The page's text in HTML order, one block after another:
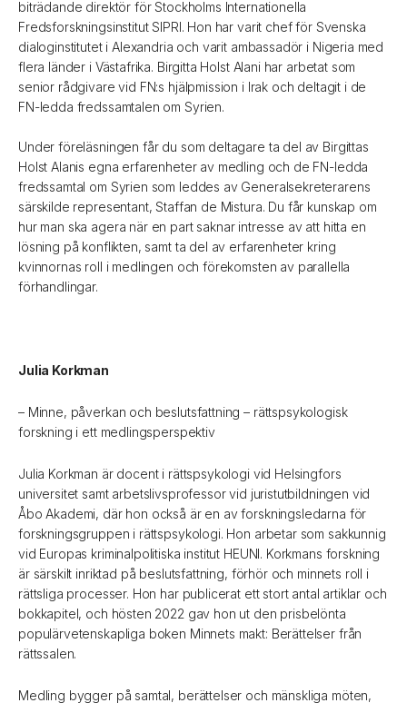
biträdande direktör för Stockholms Internationella
Fredsforskningsinstitut SIPRI. Hon har varit chef för Svenska
dialoginstitutet i Alexandria och varit ambassadör i Nigeria med
flera länder i Västafrika. Birgitta Holst Alani har arbetat som
senior rådgivare vid FN:s hjälpmission i Irak och deltagit i de
FN-ledda fredssamtalen om Syrien.
Under föreläsningen får du som deltagare ta del av Birgittas
Holst Alanis egna erfarenheter av medling och de FN-ledda
fredssamtal om Syrien som leddes av Generalsekreterarens
särskilde representant, Staffan de Mistura. Du får kunskap om
hur man ska agera när en part saknar intresse av att hitta en
lösning på konflikten, samt ta del av erfarenheter kring
kvinnornas roll i medlingen och förekomsten av parallella
förhandlingar.
Julia Korkman
– Minne, påverkan och beslutsfattning – rättspsykologisk
forskning i ett medlingsperspektiv
Julia Korkman är docent i rättspsykologi vid Helsingfors
universitet samt arbetslivsprofessor vid juristutbildningen vid
Åbo Akademi, där hon också är en av forskningsledarna för
forskningsgruppen i rättspsykologi. Hon arbetar som sakkunnig
vid Europas kriminalpolitiska institut HEUNI. Korkmans forskning
är särskilt inriktad på beslutsfattning, förhör och minnets roll i
rättsliga processer. Hon har publicerat ett stort antal artiklar och
bokkapitel, och hösten 2022 gav hon ut den prisbelönta
populärvetenskapliga boken Minnets makt: Berättelser från
rättssalen.
Medling bygger på samtal, berättelser och mänskliga möten,